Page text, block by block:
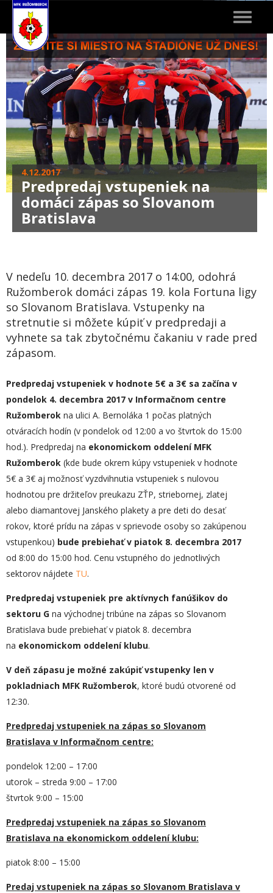
Toggle
4.12.2017
Predpredaj vstupeniek na
domáci zápas so Slovanom
Bratislava
V nedeľu 10. decembra 2017 o 14:00, odohrá
Ružomberok domáci zápas 19. kola Fortuna ligy
so Slovanom Bratislava. Vstupenky na
stretnutie si môžete kúpiť v predpredaji a
vyhnete sa tak zbytočnému čakaniu v rade pred
zápasom.
Predpredaj vstupeniek v hodnote 5€ a 3€ sa začína v
pondelok 4. decembra 2017 v Informačnom centre
Ružomberok na ulici A. Bernoláka 1 počas platných
otváracích hodín (v pondelok od 12:00 a vo štvrtok do 15:00
hod.). Predpredaj na ekonomickom oddelení MFK
Ružomberok (kde bude okrem kúpy vstupeniek v hodnote
5€ a 3€ aj možnosť vyzdvihnutia vstupeniek s nulovou
hodnotou pre držiteľov preukazu ZŤP, striebornej, zlatej
alebo diamantovej Janského plakety a pre deti do desať
rokov, ktoré prídu na zápas v sprievode osoby so zakúpenou
vstupenkou) bude prebiehať v piatok 8. decembra 2017
od 8:00 do 15:00 hod. Cenu vstupného do jednotlivých
sektorov nájdete TU.
Predpredaj vstupeniek pre aktívnych fanúšikov do
sektoru G na východnej tribúne na zápas so Slovanom
Bratislava bude prebiehať v piatok 8. decembra
na ekonomickom oddelení klubu.
V deň zápasu je možné zakúpiť vstupenky len v
pokladniach MFK Ružomberok, ktoré budú otvorené od
12:30.
Predpredaj vstupeniek na zápas so Slovanom
Bratislava v Informačnom centre:
pondelok 12:00 – 17:00
utorok – streda 9:00 – 17:00
štvrtok 9:00 – 15:00
Predpredaj vstupeniek na zápas so Slovanom
Bratislava na ekonomickom oddelení klubu:
piatok 8:00 – 15:00
Predaj vstupeniek na zápas so Slovanom Bratislava v